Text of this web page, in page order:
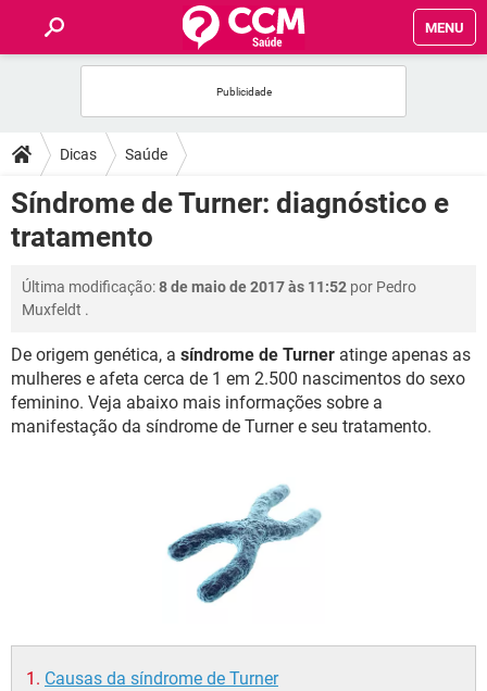
MENU
FÓRUM
SAÚDE
FAMÍLIA
NUTRIÇÃO
BEM-ESTAR
SEXUALIDADE
Dicas Saúde
Síndrome de Turner: diagnóstico e
tratamento
Última modificação:8 de maio de 2017 às 11:52 por Pedro
Muxfeldt .
De origem genética, a síndrome de Turner atinge apenas as
mulheres e afeta cerca de 1 em 2.500 nascimentos do sexo
feminino. Veja abaixo mais informações sobre a
manifestação da síndrome de Turner e seu tratamento.
Causas da síndrome de Turner